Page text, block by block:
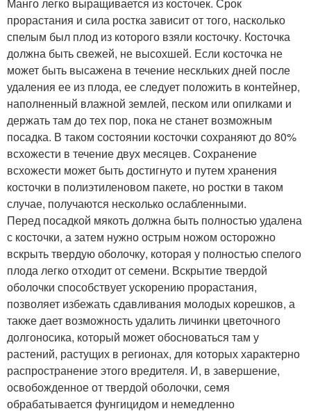
прорастания и сила ростка зависит от того, насколько
спелым был плод из которого взяли косточку. Косточка
должна быть свежей, не высохшей. Если косточка не
может быть высажена в течение нескльких дней после
удаления ее из плода, ее следует положить в контейнер,
наполненный влажной землей, песком или опилками и
держать там до тех пор, пока не станет возможным
посадка. В таком состоянии косточки сохраняют до 80%
всхожести в течение двух месяцев. Сохранение
всхожести может быть достигнуто и путем хранения
косточки в полиэтиленовом пакете, но ростки в таком
случае, получаются несколько ослабленными.
Перед посадкой мякоть должна быть полностью удалена
с косточки, а затем нужно острым ножом осторожно
вскрыть твердую оболочку, которая у полностью спелого
плода легко отходит от семени. Вскрытие твердой
оболочки способствует ускорению прорастания,
позволяет избежать сдавливания молодых корешков, а
также дает возможность удалить личинки цветочного
долгоносика, который может обосноваться там у
растений, растущих в регионах, для которых характерно
распространение этого вредителя. И, в завершение,
освобожденное от твердой оболочки, семя
обрабатывается фунгицидом и немедленно